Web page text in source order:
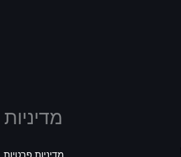
מדיניות